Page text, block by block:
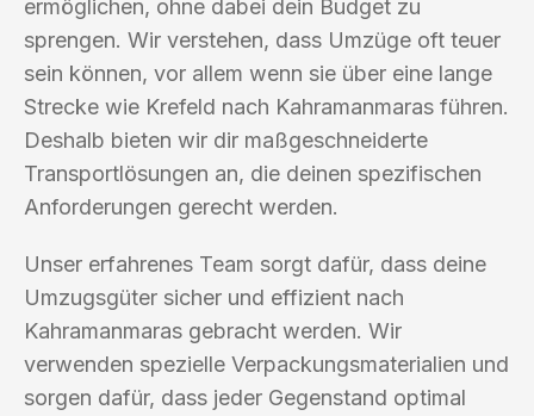
ermöglichen, ohne dabei dein Budget zu
sprengen. Wir verstehen, dass Umzüge oft teuer
sein können, vor allem wenn sie über eine lange
Strecke wie Krefeld nach Kahramanmaras führen.
Deshalb bieten wir dir maßgeschneiderte
Transportlösungen an, die deinen spezifischen
Anforderungen gerecht werden.
Unser erfahrenes Team sorgt dafür, dass deine
Umzugsgüter sicher und effizient nach
Kahramanmaras gebracht werden. Wir
verwenden spezielle Verpackungsmaterialien und
sorgen dafür, dass jeder Gegenstand optimal